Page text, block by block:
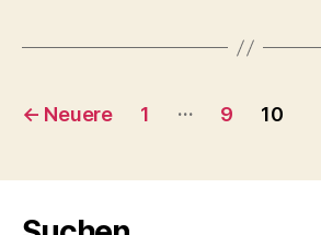
Beiträge
← Neuere 1 … 9 10